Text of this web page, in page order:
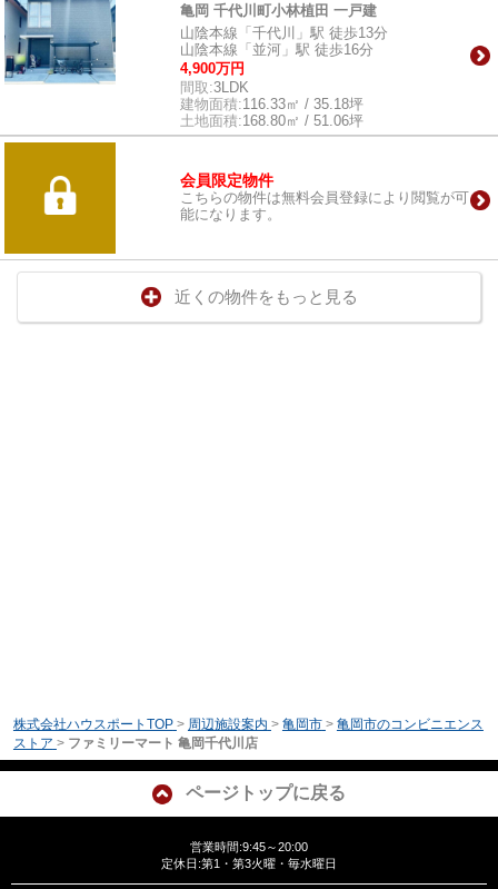
亀岡 千代川町小林植田 一戸建
山陰本線「千代川」駅 徒歩13分
山陰本線「並河」駅 徒歩16分
4,900万円
間取:3LDK
建物面積:116.33㎡ / 35.18坪
土地面積:168.80㎡ / 51.06坪
会員限定物件
こちらの物件は無料会員登録により閲覧が可
能になります。
近くの物件をもっと見る
株式会社ハウスポートTOP > 周辺施設案内 > 亀岡市 > 亀岡市のコンビニエンス
ストア > ファミリーマート 亀岡千代川店
ページトップに戻る
営業時間:9:45～20:00
定休日:第1・第3火曜・毎水曜日